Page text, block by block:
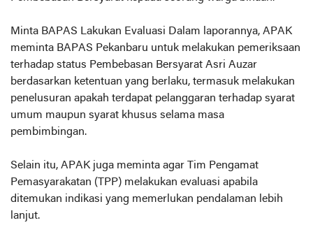
Minta BAPAS Lakukan Evaluasi Dalam laporannya, APAK
meminta BAPAS Pekanbaru untuk melakukan pemeriksaan
terhadap status Pembebasan Bersyarat Asri Auzar
berdasarkan ketentuan yang berlaku, termasuk melakukan
penelusuran apakah terdapat pelanggaran terhadap syarat
umum maupun syarat khusus selama masa
pembimbingan.
Selain itu, APAK juga meminta agar Tim Pengamat
Pemasyarakatan (TPP) melakukan evaluasi apabila
ditemukan indikasi yang memerlukan pendalaman lebih
lanjut.